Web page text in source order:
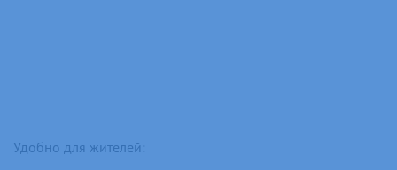
Удобно для жителей: